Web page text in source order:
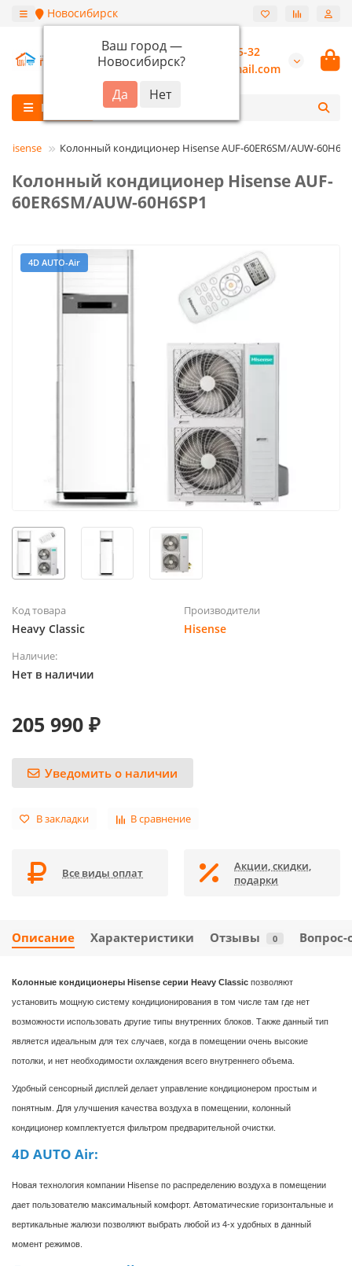
Новосибирск
Ваш город —
Новосибирск?
+7 (913) 987-55-32
burannsk@gmail.com
Каталог
Hisense Колонный кондиционер Hisense AUF-60ER6SM/AUW-
Колонный кондиционер Hisense AUF-
60ER6SM/AUW-60H6SP1
4D AUTO-Air
Код товара
Heavy Classic
Производители
Hisense
Наличие:
Нет в наличии
205 990 ₽
Уведомить о наличии
В закладки В сравнение
Все виды оплат
Акции, скидки,
подарки
Описание Характеристики Отзывы 0 Вопрос-
Колонные кондиционеры Hisense серии Heavy Classic позволяют
установить мощную систему кондиционирования в том числе там где нет
возможности использовать другие типы внутренних блоков. Также данный тип
является идеальным для тех случаев, когда в помещении очень высокие
потолки, и нет необходимости охлаждения всего внутреннего объема.
Удобный сенсорный дисплей делает управление кондиционером простым и
понятным. Для улучшения качества воздуха в помещении, колонный
кондиционер комплектуется фильтром предварительной очистки.
4D AUTO Air:
Новая технология компании Hisense по распределению воздуха в помещении
дает пользователю максимальный комфорт. Автоматические горизонтальные и
вертикальные жалюзи позволяют выбрать любой из 4-х удобных в данный
момент режимов.